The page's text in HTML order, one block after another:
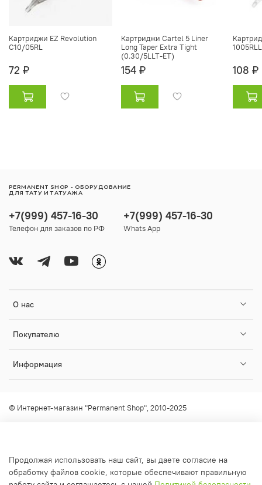
Картриджи EZ Revolution
C10/05RL
72 ₽
Картриджи Cartel 5 Liner
Long Taper Extra Tight
(0.30/5LLT-ET)
154 ₽
1005RLL
108 ₽
О нас
Покупателю
Информация
+7(999) 457-16-30
Телефон для заказов по РФ
+7(999) 457-16-30
Whats App
PERMANENT SHOP - ОБОРУДОВАНИЕ
ДЛЯ ТАТУ И ТАТУАЖА
© Интернет-магазин "Permanent Shop", 2010-2025
Продолжая использовать наш сайт, вы даете согласие на
обработку файлов cookie, которые обеспечивают правильную